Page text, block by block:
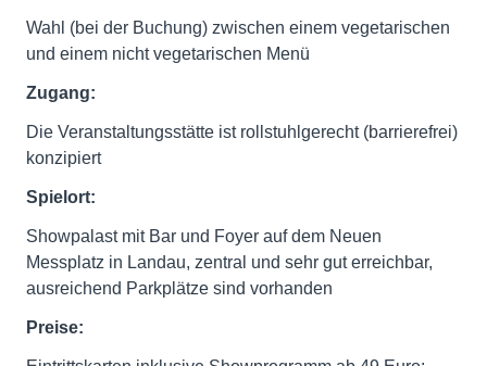
Wahl (bei der Buchung) zwischen einem vegetarischen
und einem nicht vegetarischen Menü
Zugang:
Die Veranstaltungsstätte ist rollstuhlgerecht (barrierefrei)
konzipiert
Spielort:
Showpalast mit Bar und Foyer auf dem Neuen
Messplatz in Landau, zentral und sehr gut erreichbar,
ausreichend Parkplätze sind vorhanden
Preise: